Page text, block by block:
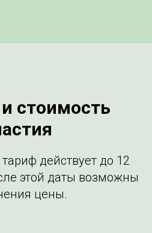
стоимость
действует до 12
этой даты возможны
цены.